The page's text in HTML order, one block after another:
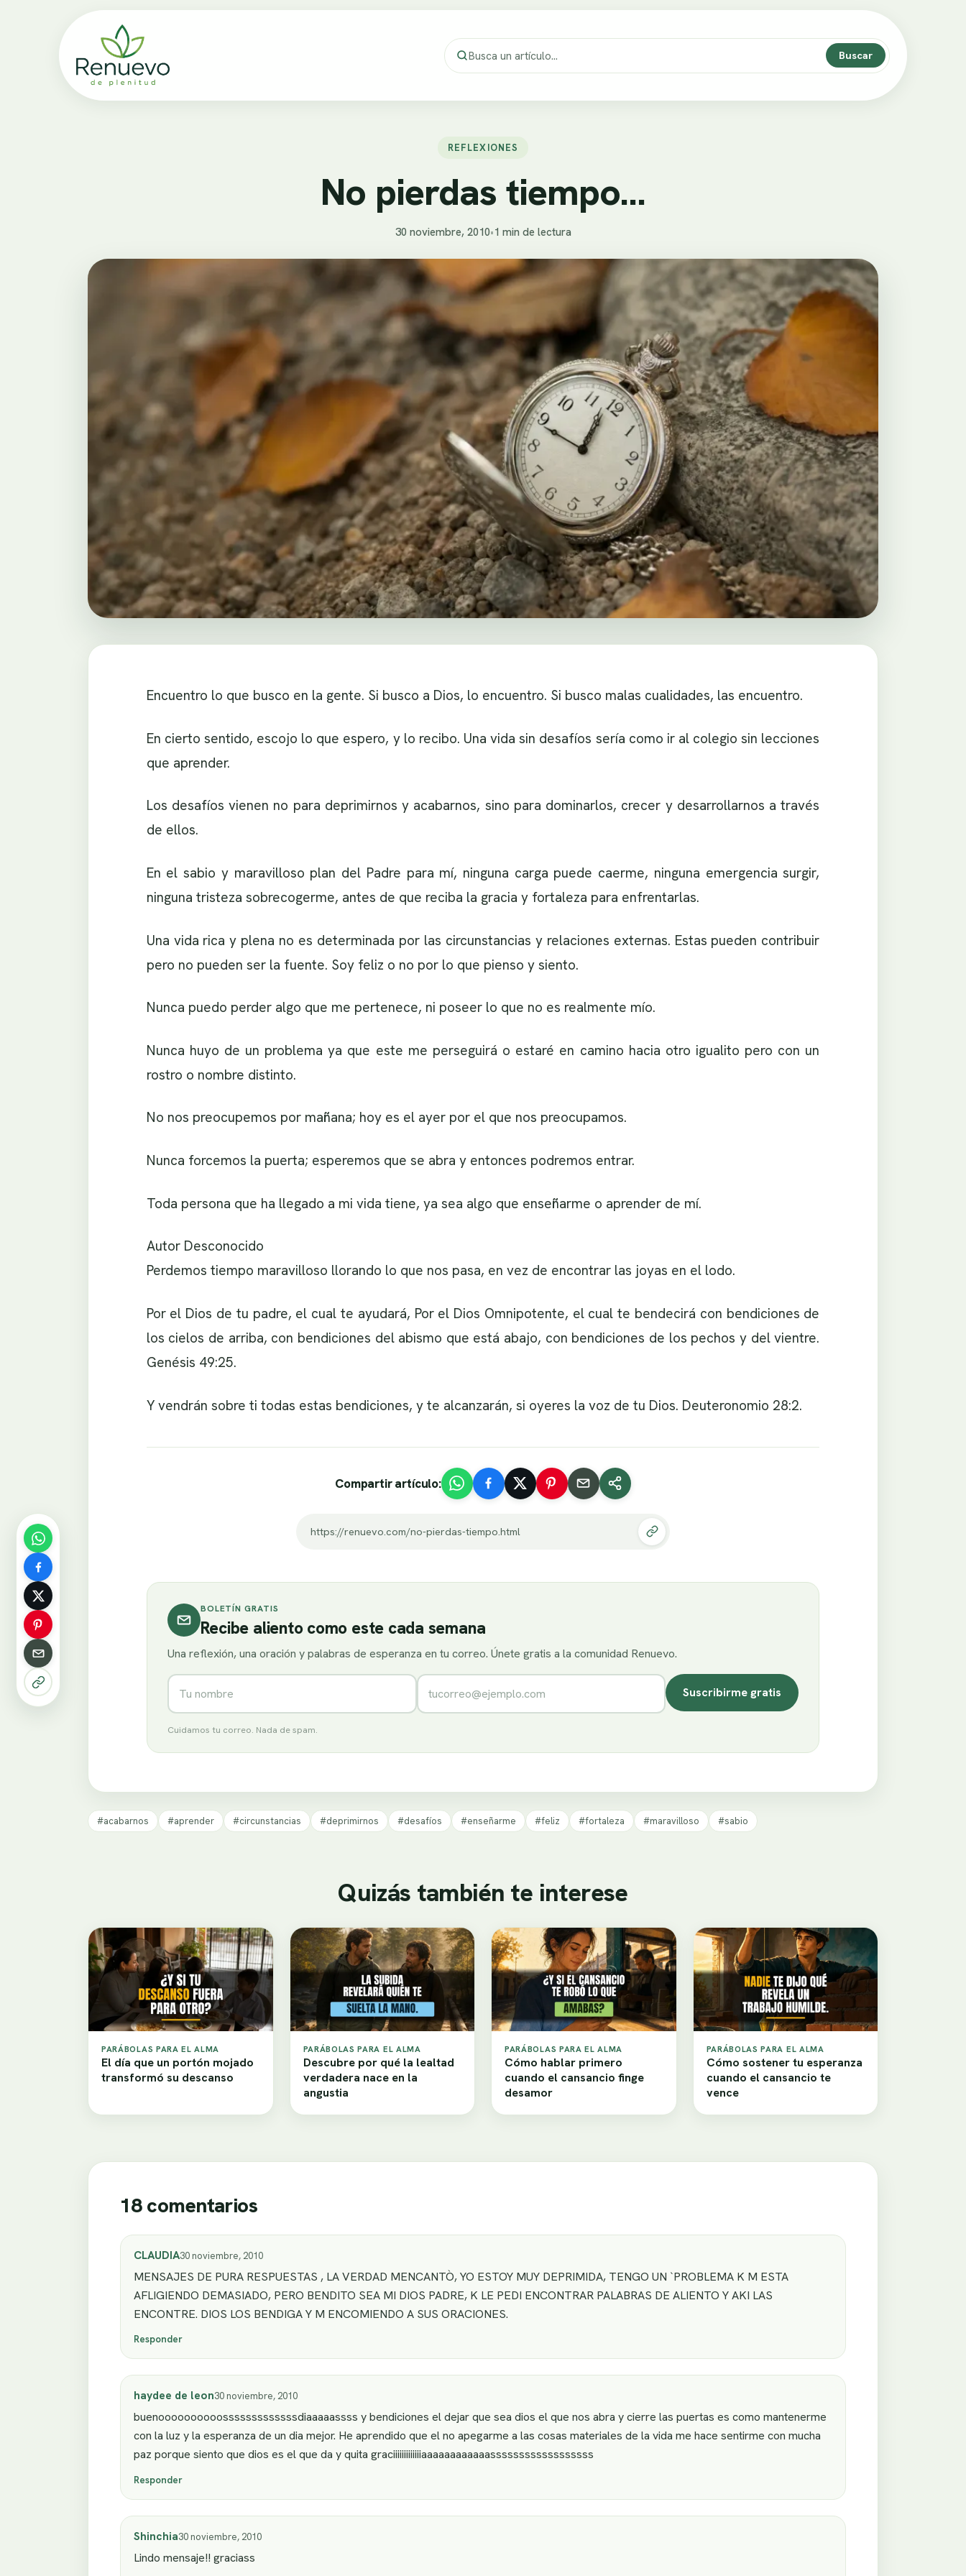
Buscar
REFLEXIONES
No pierdas tiempo…
30 noviembre, 2010•1 min de lectura
Encuentro lo que busco en la gente. Si busco a Dios, lo encuentro. Si busco malas cualidades, las encuentro.
En cierto sentido, escojo lo que espero, y lo recibo. Una vida sin desafíos sería como ir al colegio sin lecciones
que aprender.
Los desafíos vienen no para deprimirnos y acabarnos, sino para dominarlos, crecer y desarrollarnos a través
de ellos.
En el sabio y maravilloso plan del Padre para mí, ninguna carga puede caerme, ninguna emergencia surgir,
ninguna tristeza sobrecogerme, antes de que reciba la gracia y fortaleza para enfrentarlas.
Una vida rica y plena no es determinada por las circunstancias y relaciones externas. Estas pueden contribuir
pero no pueden ser la fuente. Soy feliz o no por lo que pienso y siento.
Nunca puedo perder algo que me pertenece, ni poseer lo que no es realmente mío.
Nunca huyo de un problema ya que este me perseguirá o estaré en camino hacia otro igualito pero con un
rostro o nombre distinto.
No nos preocupemos por mañana; hoy es el ayer por el que nos preocupamos.
Nunca forcemos la puerta; esperemos que se abra y entonces podremos entrar.
Toda persona que ha llegado a mi vida tiene, ya sea algo que enseñarme o aprender de mí.
Autor Desconocido
Perdemos tiempo maravilloso llorando lo que nos pasa, en vez de encontrar las joyas en el lodo.
Por el Dios de tu padre, el cual te ayudará, Por el Dios Omnipotente, el cual te bendecirá con bendiciones de
los cielos de arriba, con bendiciones del abismo que está abajo, con bendiciones de los pechos y del vientre.
Genésis 49:25.
Y vendrán sobre ti todas estas bendiciones, y te alcanzarán, si oyeres la voz de tu Dios. Deuteronomio 28:2.
Compartir artículo:
https://renuevo.com/no-pierdas-tiempo.html
BOLETÍN GRATIS
Recibe aliento como este cada semana
Una reflexión, una oración y palabras de esperanza en tu correo. Únete gratis a la comunidad Renuevo.
Nombre Correo electrónico
Suscribirme gratis
Cuidamos tu correo. Nada de spam.
#acabarnos #aprender #circunstancias #deprimirnos #desafíos #enseñarme #feliz #fortaleza #maravilloso #sabio
Quizás también te interese
PARÁBOLAS PARA EL ALMA
El día que un portón mojado
transformó su descanso
PARÁBOLAS PARA EL ALMA
Descubre por qué la lealtad
verdadera nace en la
angustia
PARÁBOLAS PARA EL ALMA
Cómo hablar primero
cuando el cansancio finge
desamor
PARÁBOLAS PARA EL ALMA
Cómo sostener tu esperanza
cuando el cansancio te
vence
18 comentarios
CLAUDIA30 noviembre, 2010
MENSAJES DE PURA RESPUESTAS , LA VERDAD MENCANTÒ, YO ESTOY MUY DEPRIMIDA, TENGO UN `PROBLEMA K M ESTA
AFLIGIENDO DEMASIADO, PERO BENDITO SEA MI DIOS PADRE, K LE PEDI ENCONTRAR PALABRAS DE ALIENTO Y AKI LAS
ENCONTRE. DIOS LOS BENDIGA Y M ENCOMIENDO A SUS ORACIONES.
Responder
haydee de leon30 noviembre, 2010
buenoooooooooosssssssssssssdiaaaaassss y bendiciones el dejar que sea dios el que nos abra y cierre las puertas es como mantenerme
con la luz y la esperanza de un dia mejor. He aprendido que el no apegarme a las cosas materiales de la vida me hace sentirme con mucha
paz porque siento que dios es el que da y quita graciiiiiiiiiiiiiaaaaaaaaaaaassssssssssssssssss
Responder
Shinchia30 noviembre, 2010
Lindo mensaje!! graciass